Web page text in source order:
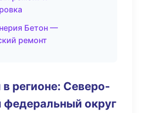
Бетон —
ремонт
регионе: Северо-
округ